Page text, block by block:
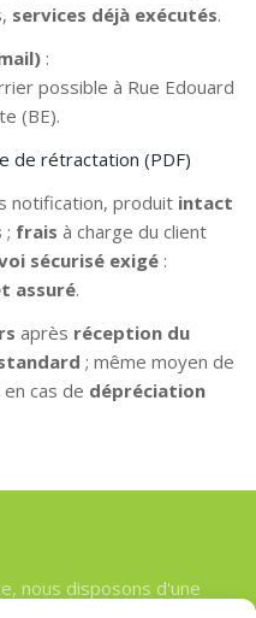
services déjà exécutés.
:
possible à Rue Edouard
(BE).
de rétractation (PDF)
notification, produit intact
; frais à charge du client
sécurisé exigé :
assuré.
après réception du
; même moyen de
en cas de dépréciation
nous disposons d'une